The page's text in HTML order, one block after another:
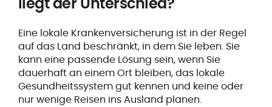
Eine lokale Krankenversicherung ist in der Regel
auf das Land beschränkt, in dem Sie leben. Sie
kann eine passende Lösung sein, wenn Sie
dauerhaft an einem Ort bleiben, das lokale
Gesundheitssystem gut kennen und keine oder
nur wenige Reisen ins Ausland planen.